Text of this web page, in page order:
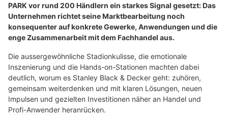
PARK vor rund 200 Händlern ein starkes Signal gesetzt: Das
Unternehmen richtet seine Marktbearbeitung noch
konsequenter auf konkrete Gewerke, Anwendungen und die
enge Zusammenarbeit mit dem Fachhandel aus.
Die aussergewöhnliche Stadionkulisse, die emotionale
Inszenierung und die Hands-on-Stationen machten dabei
deutlich, worum es Stanley Black & Decker geht: zuhören,
gemeinsam weiterdenken und mit klaren Lösungen, neuen
Impulsen und gezielten Investitionen näher an Handel und
Profi-Anwender heranrücken.